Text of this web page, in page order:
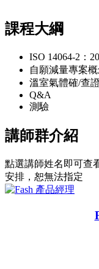
課程大綱
ISO 14064-2：
自願減量專案
溫室氣體確/查
Q&A
測驗
講師群介紹
點選講師姓名即可查
安排，恕無法指定